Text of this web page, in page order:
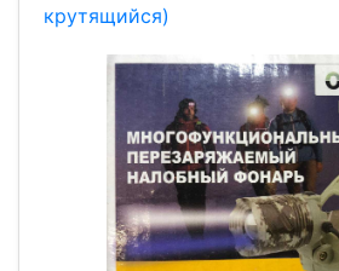
крутящийся)